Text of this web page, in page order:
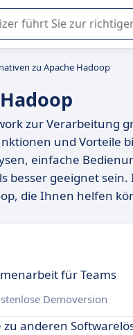
Nutzung oder Auswahl
zu Apache Hadoop
zur Verarbeitung
und Vorteile
einfache
geeignet
die Ihnen helfen
für Teams
Demoversion
anderen